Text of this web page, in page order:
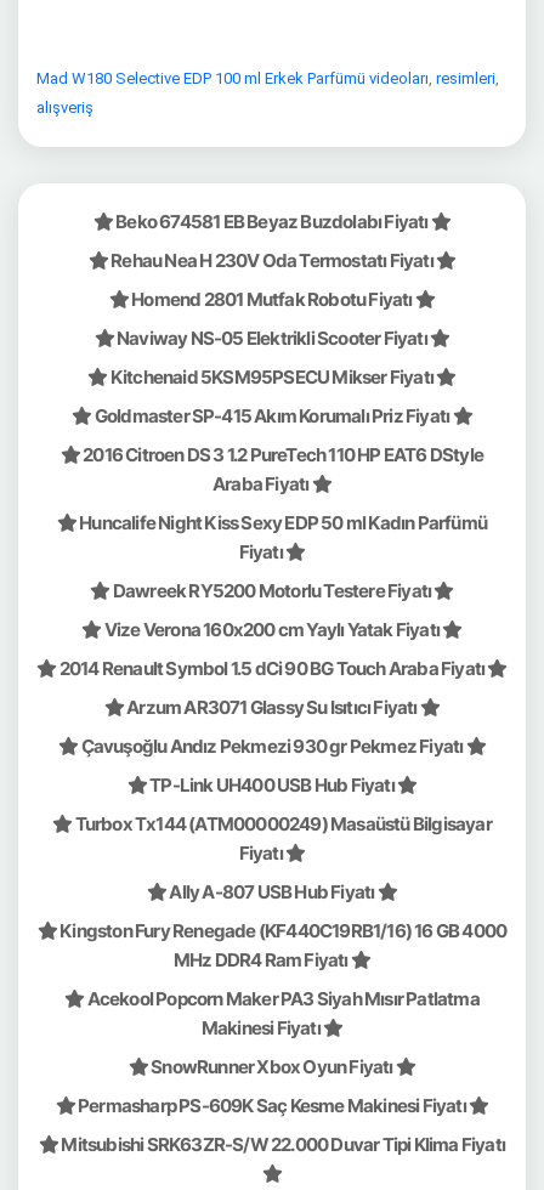
Mad W180 Selective EDP 100 ml Erkek Parfümü videoları, resimleri,
alışveriş
Beko 674581 EB Beyaz Buzdolabı Fiyatı
Rehau Nea H 230V Oda Termostatı Fiyatı
Homend 2801 Mutfak Robotu Fiyatı
Naviway NS-05 Elektrikli Scooter Fiyatı
Kitchenaid 5KSM95PSECU Mikser Fiyatı
Goldmaster SP-415 Akım Korumalı Priz Fiyatı
2016 Citroen DS 3 1.2 PureTech 110 HP EAT6 DStyle
Araba Fiyatı
Huncalife Night Kiss Sexy EDP 50 ml Kadın Parfümü
Fiyatı
Dawreek RY5200 Motorlu Testere Fiyatı
Vize Verona 160x200 cm Yaylı Yatak Fiyatı
2014 Renault Symbol 1.5 dCi 90 BG Touch Araba Fiyatı
Arzum AR3071 Glassy Su Isıtıcı Fiyatı
Çavuşoğlu Andız Pekmezi 930 gr Pekmez Fiyatı
TP-Link UH400 USB Hub Fiyatı
Turbox Tx144 (ATM00000249) Masaüstü Bilgisayar
Fiyatı
Ally A-807 USB Hub Fiyatı
Kingston Fury Renegade (KF440C19RB1/16) 16 GB 4000
MHz DDR4 Ram Fiyatı
Acekool Popcorn Maker PA3 Siyah Mısır Patlatma
Makinesi Fiyatı
SnowRunner Xbox Oyun Fiyatı
Permasharp PS-609K Saç Kesme Makinesi Fiyatı
Mitsubishi SRK63ZR-S/W 22.000 Duvar Tipi Klima Fiyatı